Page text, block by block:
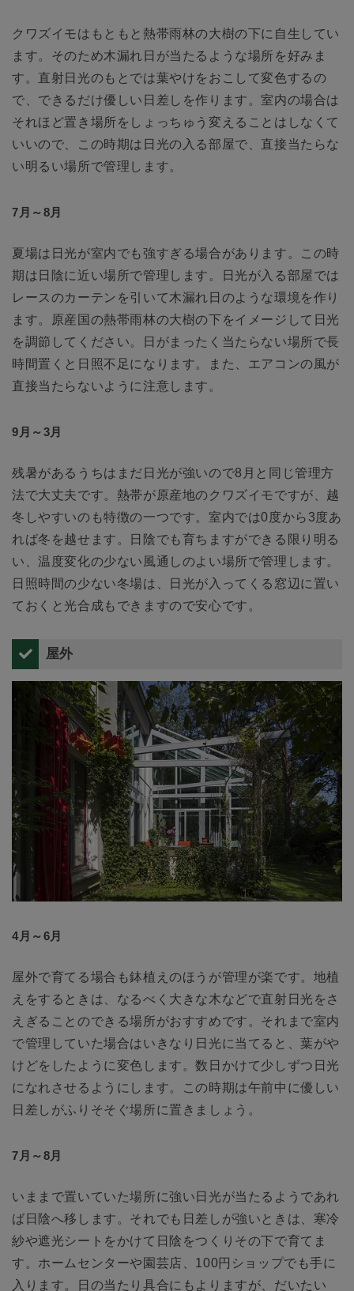
クワズイモはもともと熱帯雨林の大樹の下に自生してい
ます。そのため木漏れ日が当たるような場所を好みま
す。直射日光のもとでは葉やけをおこして変色するの
で、できるだけ優しい日差しを作ります。室内の場合は
それほど置き場所をしょっちゅう変えることはしなくて
いいので、この時期は日光の入る部屋で、直接当たらな
い明るい場所で管理します。
7月～8月
夏場は日光が室内でも強すぎる場合があります。この時
期は日陰に近い場所で管理します。日光が入る部屋では
レースのカーテンを引いて木漏れ日のような環境を作り
ます。原産国の熱帯雨林の大樹の下をイメージして日光
を調節してください。日がまったく当たらない場所で長
時間置くと日照不足になります。また、エアコンの風が
直接当たらないように注意します。
9月～3月
残暑があるうちはまだ日光が強いので8月と同じ管理方
法で大丈夫です。熱帯が原産地のクワズイモですが、越
冬しやすいのも特徴の一つです。室内では0度から3度あ
れば冬を越せます。日陰でも育ちますができる限り明る
い、温度変化の少ない風通しのよい場所で管理します。
日照時間の少ない冬場は、日光が入ってくる窓辺に置い
ておくと光合成もできますので安心です。
屋外
4月～6月
屋外で育てる場合も鉢植えのほうが管理が楽です。地植
えをするときは、なるべく大きな木などで直射日光をさ
えぎることのできる場所がおすすめです。それまで室内
で管理していた場合はいきなり日光に当てると、葉がや
けどをしたように変色します。数日かけて少しずつ日光
になれさせるようにします。この時期は午前中に優しい
日差しがふりそそぐ場所に置きましょう。
7月～8月
いままで置いていた場所に強い日光が当たるようであれ
ば日陰へ移します。それでも日差しが強いときは、寒冷
紗や遮光シートをかけて日陰をつくりその下で育てま
す。ホームセンターや園芸店、100円ショップでも手に
入ります。日の当たり具合にもよりますが、だいたい